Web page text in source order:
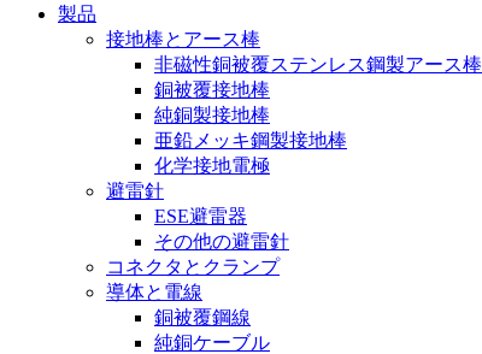
製品
接地棒とアース棒
非磁性銅被覆ステンレス鋼製アース棒
銅被覆接地棒
純銅製接地棒
亜鉛メッキ鋼製接地棒
化学接地電極
避雷針
ESE避雷器
その他の避雷針
コネクタとクランプ
導体と電線
銅被覆鋼線
純銅ケーブル